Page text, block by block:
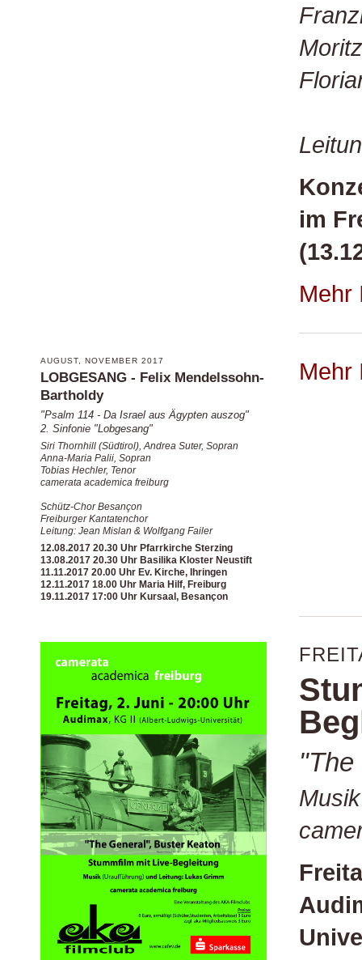
im
Mehr
AUGUST, NOVEMBER 2017
LOBGESANG - Felix Mendelssohn-
Bartholdy
"Psalm 114 - Da Israel aus Ägypten auszog"
2. Sinfonie "Lobgesang"
Siri Thornhill (Südtirol), Andrea Suter, Sopran
Anna-Maria Palii, Sopran
Tobias Hechler, Tenor
camerata academica freiburg
Schütz-Chor Besançon
Freiburger Kantatenchor
Leitung: Jean Mislan & Wolfgang Failer
12.08.2017 20.30 Uhr Pfarrkirche Sterzing
13.08.2017 20.30 Uhr Basilika Kloster Neustift
11.11.2017 20.00 Uhr Ev. Kirche, Ihringen
12.11.2017 18.00 Uhr Maria Hilf, Freiburg
19.11.2017 17:00 Uhr Kursaal, Besançon
Mehr